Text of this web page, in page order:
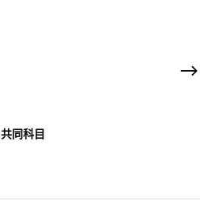
共同科目